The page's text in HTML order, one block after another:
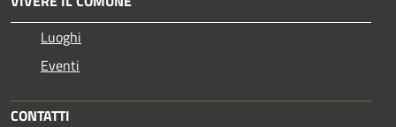
Luoghi
Eventi
CONTATTI